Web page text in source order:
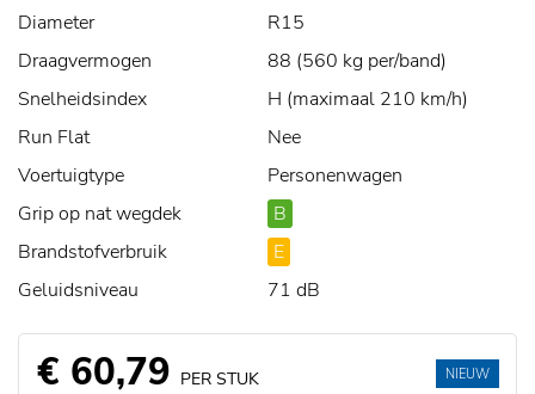
Diameter
R15
Draagvermogen
88 (560 kg per/band)
Snelheidsindex
H (maximaal 210 km/h)
Run Flat
Nee
Voertuigtype
Personenwagen
Grip op nat wegdek
B
Brandstofverbruik
E
Geluidsniveau
71 dB
€ 60,79 PER STUK NIEUW